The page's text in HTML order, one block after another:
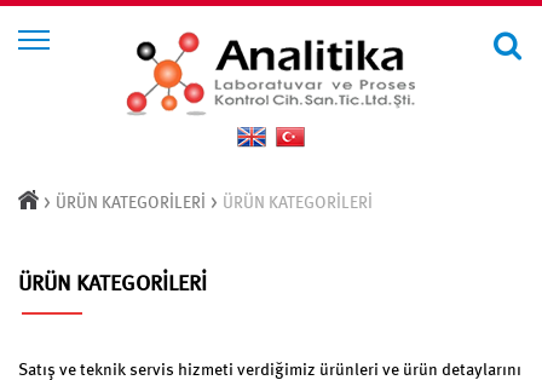
> ÜRÜN KATEGORİLERİ > ÜRÜN KATEGORİLERİ
ÜRÜN KATEGORİLERİ
Satış ve teknik servis hizmeti verdiğimiz ürünleri ve ürün detaylarını